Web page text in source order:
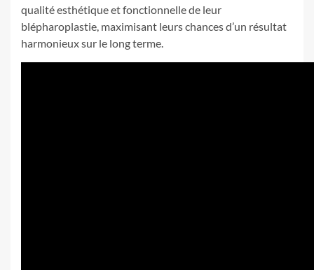
qualité esthétique et fonctionnelle de leur
blépharoplastie, maximisant leurs chances d’un résultat
harmonieux sur le long terme.